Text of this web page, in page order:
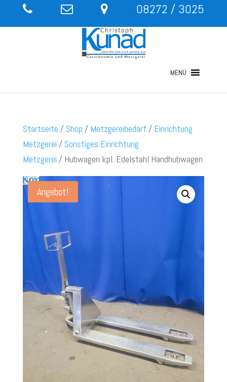
08272 / 3025
MENÜ
Startseite / Shop / Metzgereibedarf / Einrichtung
Metzgerei / Sonstiges Einrichtung
Metzgerei / Hubwagen kpl. Edelstahl Handhubwagen
Angebot!